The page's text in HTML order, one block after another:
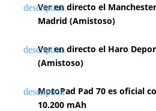
Ver en directo el
Madrid (Amistoso)
Ver en directo el Haro
(Amistoso)
MotoPad Pad 70 es oficial
10.200 mAh